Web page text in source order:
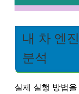
내 차 엔
분석
실제 실행 방법